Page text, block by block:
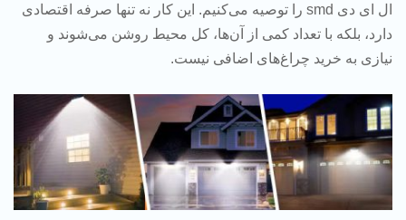
ال ای دی smd را توصیه می‌کنیم. این کار نه تنها صرفه اقتصادی
دارد، بلکه با تعداد کمی از آن‌ها، کل محیط روشن می‌شوند و
نیازی به خرید چراغ‌های اضافی نیست.